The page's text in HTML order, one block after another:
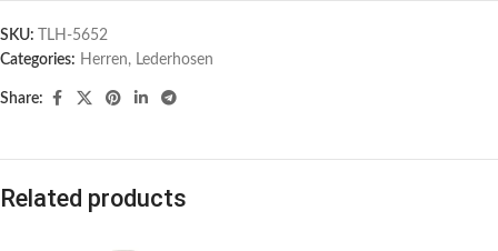
SKU:
TLH-5652
Categories: Herren, Lederhosen
Share:
Related products